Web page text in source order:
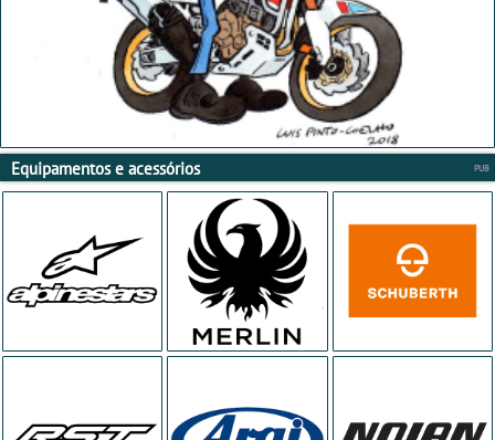
Equipamentos e acessórios